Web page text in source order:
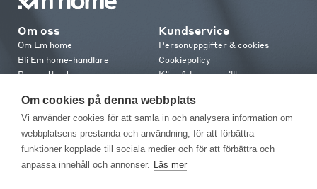
Om cookies på denna webbplats
Vi använder cookies för att samla in och analysera information om
webbplatsens prestanda och användning, för att förbättra
funktioner kopplade till sociala medier och för att förbättra och
anpassa innehåll och annonser. Läs mer
Om oss
Om Em home
Bli Em home-handlare
Presentkort
Em home Club
Medlemsvillkor
Kundservice
Personuppgifter & cookies
Cookiepolicy
Köp- & leveransvillkor
Retur & reklamation
Kontakt
Kontakta oss